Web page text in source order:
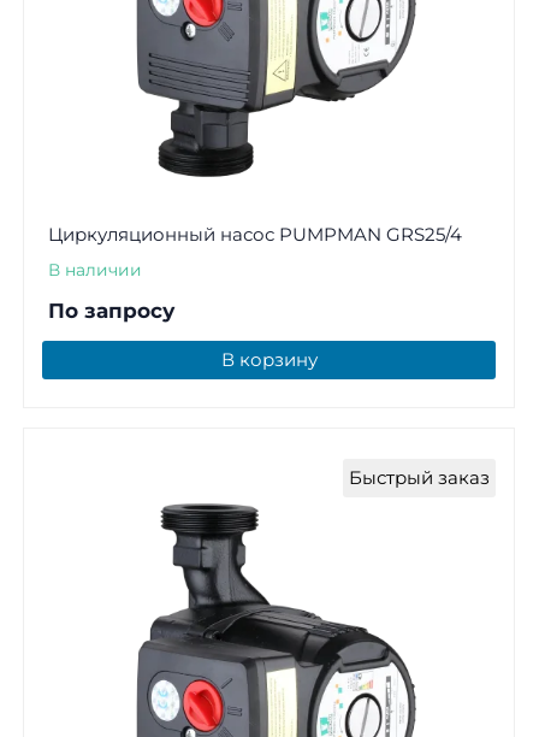
Циркуляционный насос PUMPMAN GRS25/4
В наличии
По запросу
В корзину
Быстрый заказ